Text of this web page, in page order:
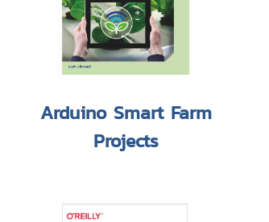
Arduino Smart Farm
Projects